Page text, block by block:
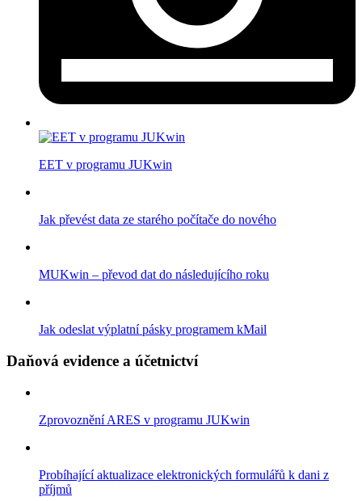
EET v programu JUKwin
Jak převést data ze starého počítače do nového
MUKwin – převod dat do následujícího roku
Jak odeslat výplatní pásky programem kMail
Daňová evidence a účetnictví
Zprovoznění ARES v programu JUKwin
Probíhající aktualizace elektronických formulářů k dani z
příjmů